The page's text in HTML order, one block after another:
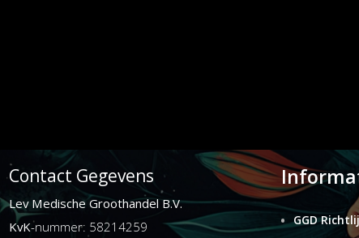
Contact Gegevens
Lev Medische Groothandel B.V.
KvK-nummer: 58214259
GGD